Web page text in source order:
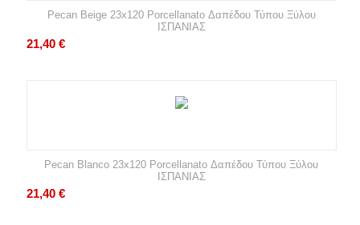
Pecan Beige 23x120 Porcellanato Δαπέδου Τύπου Ξύλου
ΙΣΠΑΝΙΑΣ
21,40 €
Pecan Blanco 23x120 Porcellanato Δαπέδου Τύπου Ξύλου
ΙΣΠΑΝΙΑΣ
21,40 €